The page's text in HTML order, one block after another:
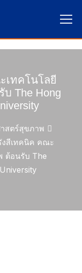
เทคโนโลยี
The Hong
สตร์สุขภาพ
งสีเทคนิค คณะ
ต้อนรับ The